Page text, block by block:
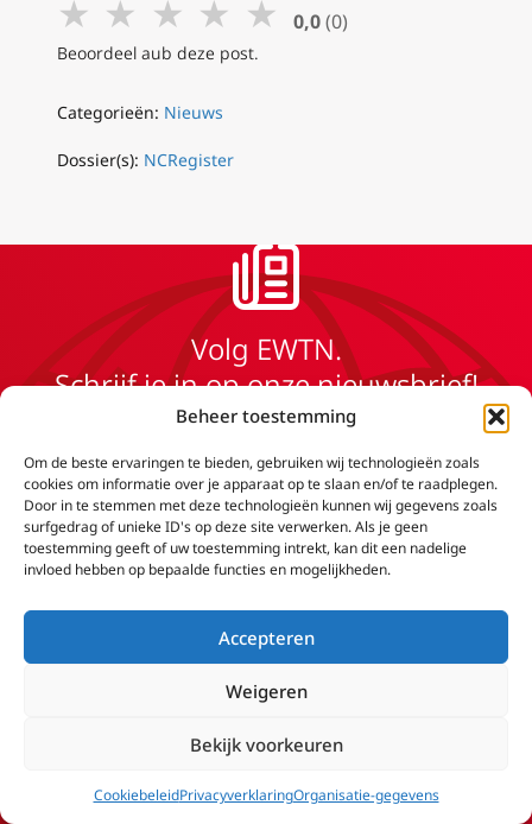
Beheer toestemming
Om de beste ervaringen te bieden, gebruiken wij technologieën zoals
cookies om informatie over je apparaat op te slaan en/of te raadplegen.
Door in te stemmen met deze technologieën kunnen wij gegevens zoals
surfgedrag of unieke ID's op deze site verwerken. Als je geen
toestemming geeft of uw toestemming intrekt, kan dit een nadelige
invloed hebben op bepaalde functies en mogelijkheden.
Accepteren
Weigeren
Bekijk voorkeuren
CookiebeleidPrivacyverklaringOrganisatie-gegevens
★ ★ ★ ★ ★ 0,0 (0)
Beoordeel aub deze post.
Categorieën: Nieuws
Dossier(s): NCRegister
Volg EWTN.
Schrijf je in op onze nieuwsbrief!
Achternaam*